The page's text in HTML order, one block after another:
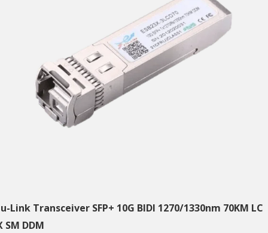
Link Transceiver SFP+ 10G BIDI 1270/1330nm 70KM LC
SM DDM